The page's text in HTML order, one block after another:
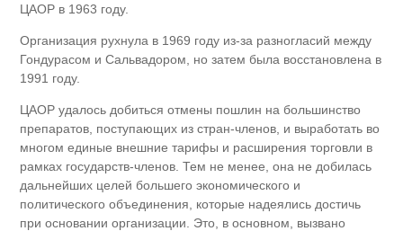
ЦАОР в 1963 году.
Организация рухнула в 1969 году из-за разногласий между
Гондурасом и Сальвадором, но затем была восстановлена в
1991 году.
ЦАОР удалось добиться отмены пошлин на большинство
препаратов, поступающих из стран-членов, и выработать во
многом единые внешние тарифы и расширения торговли в
рамках государств-членов. Тем не менее, она не добилась
дальнейших целей большего экономического и
политического объединения, которые надеялись достичь
при основании организации. Это, в основном, вызвано